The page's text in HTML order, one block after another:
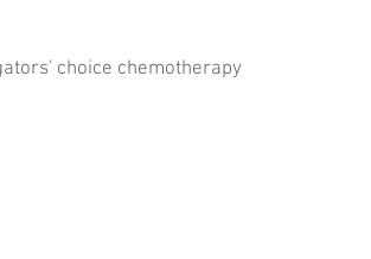
choice chemotherapy